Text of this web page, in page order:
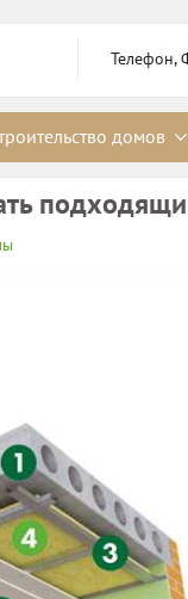
Телефон,
домов